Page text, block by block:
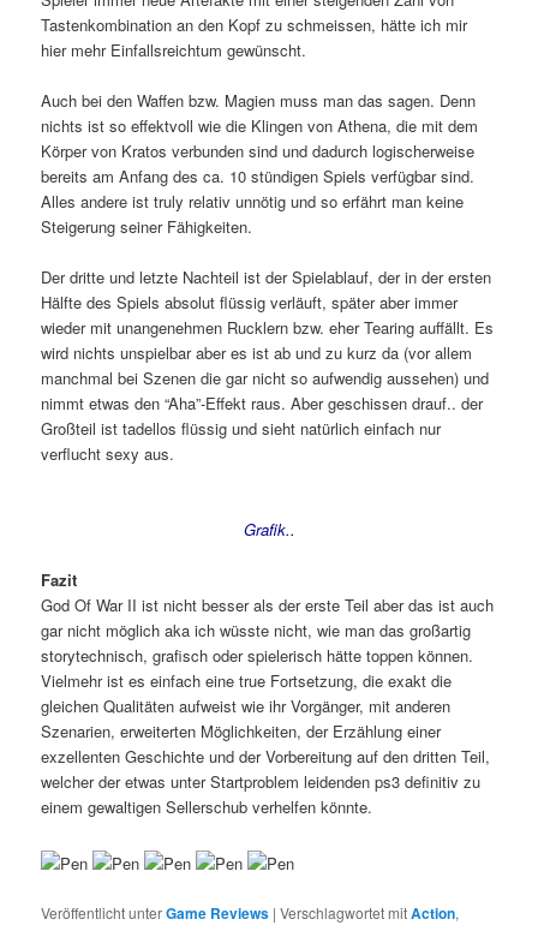
Tastenkombination an den Kopf zu schmeissen, hätte ich mir
hier mehr Einfallsreichtum gewünscht.
Auch bei den Waffen bzw. Magien muss man das sagen. Denn
nichts ist so effektvoll wie die Klingen von Athena, die mit dem
Körper von Kratos verbunden sind und dadurch logischerweise
bereits am Anfang des ca. 10 stündigen Spiels verfügbar sind.
Alles andere ist truly relativ unnötig und so erfährt man keine
Steigerung seiner Fähigkeiten.
Der dritte und letzte Nachteil ist der Spielablauf, der in der ersten
Hälfte des Spiels absolut flüssig verläuft, später aber immer
wieder mit unangenehmen Rucklern bzw. eher Tearing auffällt. Es
wird nichts unspielbar aber es ist ab und zu kurz da (vor allem
manchmal bei Szenen die gar nicht so aufwendig aussehen) und
nimmt etwas den “Aha”-Effekt raus. Aber geschissen drauf.. der
Großteil ist tadellos flüssig und sieht natürlich einfach nur
verflucht sexy aus.
Grafik..
Fazit
God Of War II ist nicht besser als der erste Teil aber das ist auch
gar nicht möglich aka ich wüsste nicht, wie man das großartig
storytechnisch, grafisch oder spielerisch hätte toppen können.
Vielmehr ist es einfach eine true Fortsetzung, die exakt die
gleichen Qualitäten aufweist wie ihr Vorgänger, mit anderen
Szenarien, erweiterten Möglichkeiten, der Erzählung einer
exzellenten Geschichte und der Vorbereitung auf den dritten Teil,
welcher der etwas unter Startproblem leidenden ps3 definitiv zu
einem gewaltigen Sellerschub verhelfen könnte.
Veröffentlicht unterGame Reviews |Verschlagwortet mitAction,